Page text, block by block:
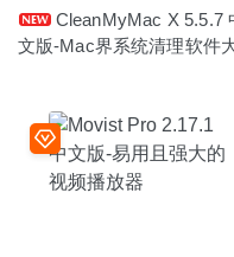
CleanMyMac X 5.5.7
文版-Mac界系统清理软件